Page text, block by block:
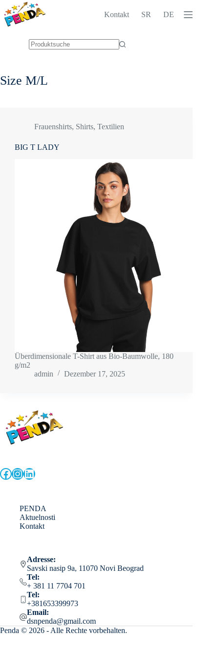
Zum
Inhalt
springen
Kontakt SR DE
Size M/L
Frauenshirts, Shirts, Textilien
BIG T LADY
Überdimensionale T-Shirt aus Bio-Baumwolle, 180
g/m2
admin
Dezember 17, 2025
Facebook
Instagram
LinkedIn
PENDA
Aktuelnosti
Kontakt
Adresse:
Savski nasip 9a, 11070 Novi Beograd
Tel:
+ 381 11 7704 701
Tel:
+381653399973
Email:
dsnpenda@gmail.com
Penda © 2026 - Alle Rechte vorbehalten.